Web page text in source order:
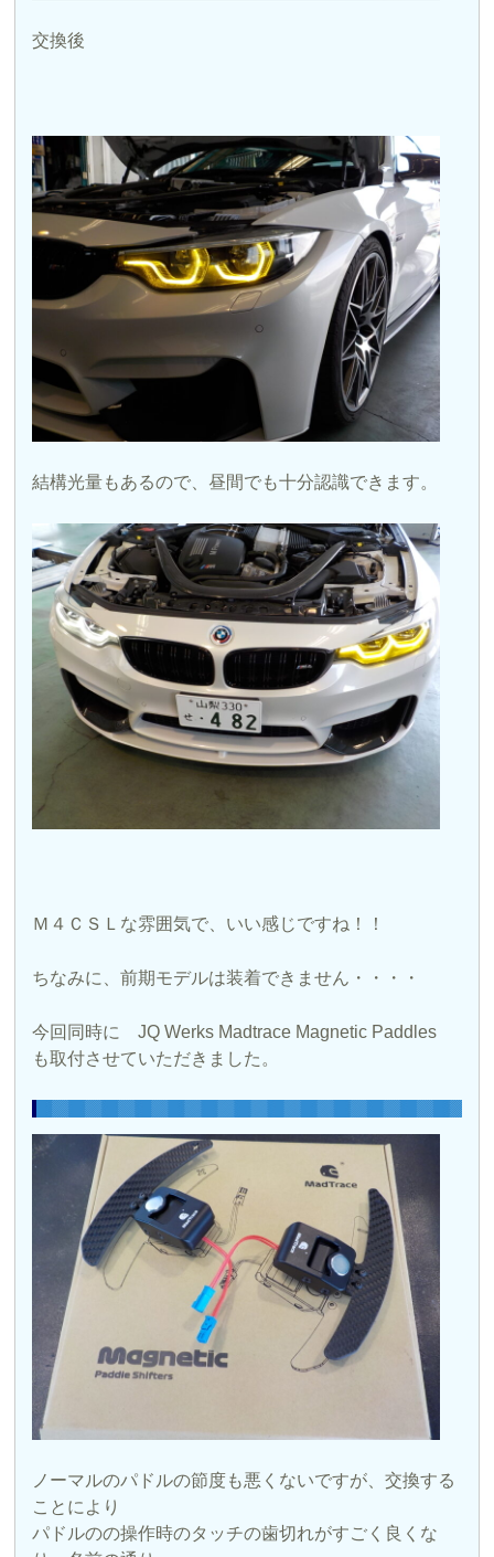
交換後
結構光量もあるので、昼間でも十分認識できます。
Ｍ４ＣＳＬな雰囲気で、いい感じですね！！
ちなみに、前期モデルは装着できません・・・・
今回同時に JQ Werks Madtrace Magnetic Paddles
も取付させていただきました。
ノーマルのパドルの節度も悪くないですが、交換する
ことにより
パドルのの操作時のタッチの歯切れがすごく良くな